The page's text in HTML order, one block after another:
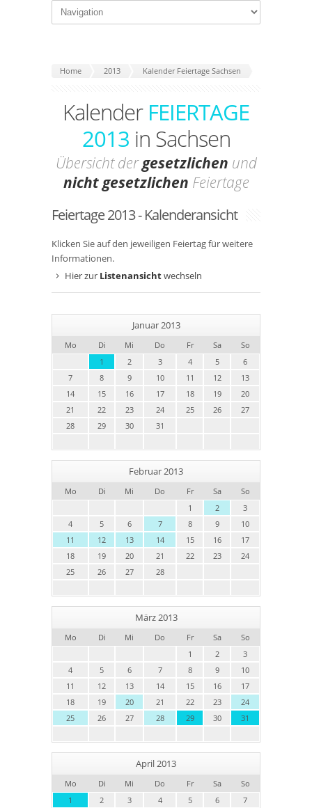
Home 2013 Kalender Feiertage Sachsen
Kalender FEIERTAGE
2013 in Sachsen
Übersicht dergesetzlichen und
nicht gesetzlichen Feiertage
Feiertage 2013 - Kalenderansicht
Klicken Sie auf den jeweiligen Feiertag für weitere
Informationen.
Hier zur Listenansichtwechseln
Januar 2013
Mo Di Mi Do Fr Sa
So
1
2 3 4 5
6
7
8 9 10 11 12
13
14
15 16 17 18 19
20
21
22 23 24 25 26
27
28
29 30 31
Februar 2013
Mo Di Mi Do Fr Sa
So
1
2
3
4
5 6 7 8 9
10
11
12 13 14 15 16
17
18
19 20 21 22 23
24
25
26 27 28
März 2013
Mo Di Mi Do Fr Sa
So
1
2
3
4
5 6 7 8 9
10
11
12 13 14 15 16
17
18
19 20 21 22 23
24
25
26 27 28 29 30 31
April 2013
Mo Di Mi Do Fr Sa
So
1
2 3 4 5 6
7